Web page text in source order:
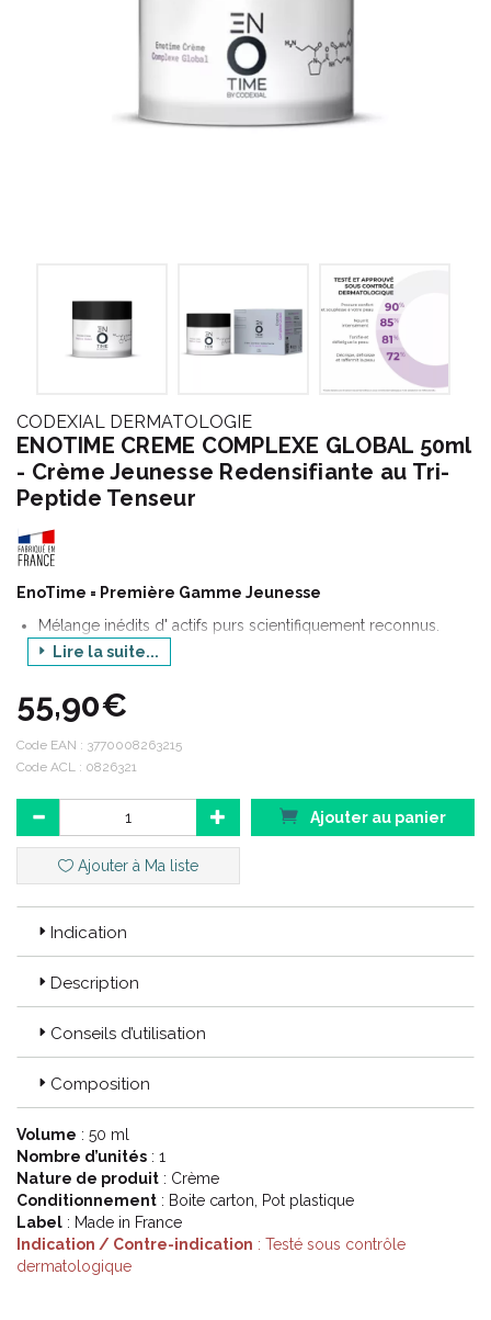
CODEXIAL DERMATOLOGIE
ENOTIME CREME COMPLEXE GLOBAL 50ml
- Crème Jeunesse Redensifiante au Tri-
Peptide Tenseur
EnoTime = Première Gamme Jeunesse
Mélange inédits d' actifs purs scientifiquement reconnus.
Haute concentration.
Gamme : ENOTIME
Contenance : 50 ml
Code ACL : 0826321
Lire la suite...
55,90€
Code EAN : 3770008263215
Code ACL : 0826321
Ajouter au panier
Ajouter à Ma liste
Indication
Description
Conseils d’utilisation
Composition
Volume : 50 ml
Nombre d’unités : 1
Nature de produit : Crème
Conditionnement : Boite carton, Pot plastique
Label : Made in France
Indication / Contre-indication : Testé sous contrôle
dermatologique